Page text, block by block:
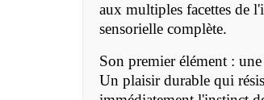
aux multiples facettes de
sensorielle complète.
Son premier élément :
Un plaisir durable qui